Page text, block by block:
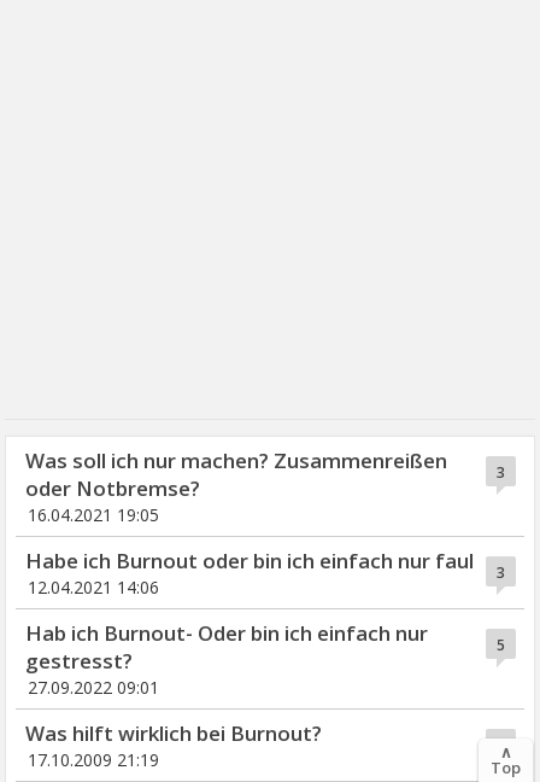
3
Was soll ich nur machen? Zusammenreißen
oder Notbremse?
16.04.2021 19:05
3
Habe ich Burnout oder bin ich einfach nur faul
12.04.2021 14:06
5
Hab ich Burnout- Oder bin ich einfach nur
gestresst?
27.09.2022 09:01
12
Was hilft wirklich bei Burnout?
17.10.2009 21:19 ∧
Top